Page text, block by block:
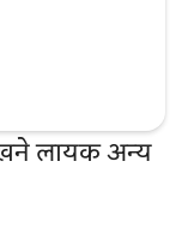
लायक अन्य